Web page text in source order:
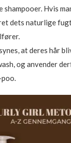
shampooer. Hvis
dets naturlige
at deres hår
og anvender
poo.